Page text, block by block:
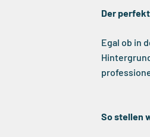
Der
Egal ob in
So stellen